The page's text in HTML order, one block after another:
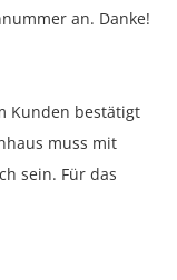
an. Danke!
Kunden bestätigt
muss mit
sein. Für das